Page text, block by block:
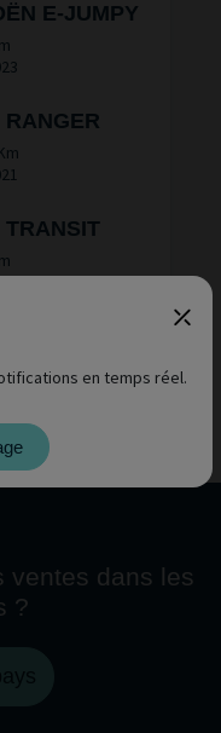
E-JUMPY
RANGER
TRANSIT
ventes dans les
?
en temps réel.